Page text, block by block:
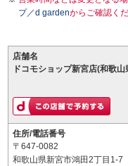
プ／d gardenからご確認くだ
店舗名
ドコモショップ新宮店(和歌山
住所/電話番号
〒647-0082
和歌山県新宮市鴻田2丁目1-7